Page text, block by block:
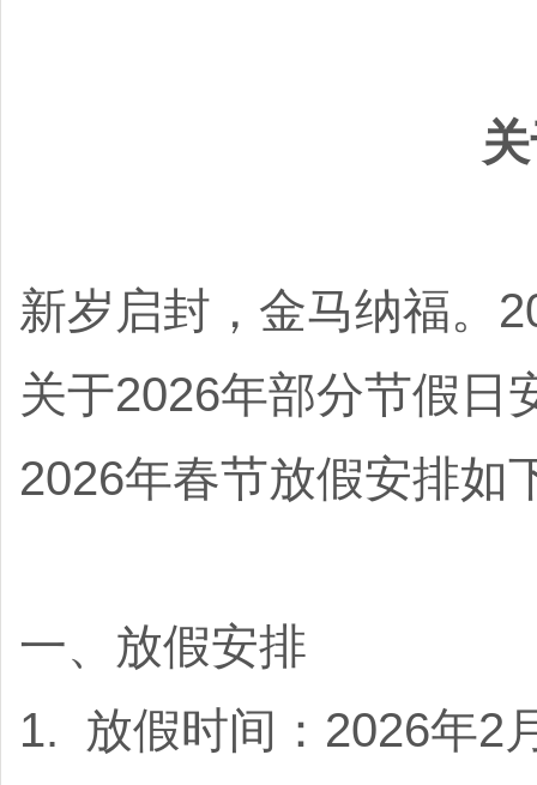
新岁启封，金马纳福。
关于2026年部分节假日
2026年春节放假安排如
一、放假安排
1. 放假时间：2026年2